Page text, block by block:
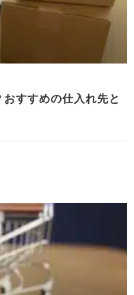
すすめの仕入れ先と